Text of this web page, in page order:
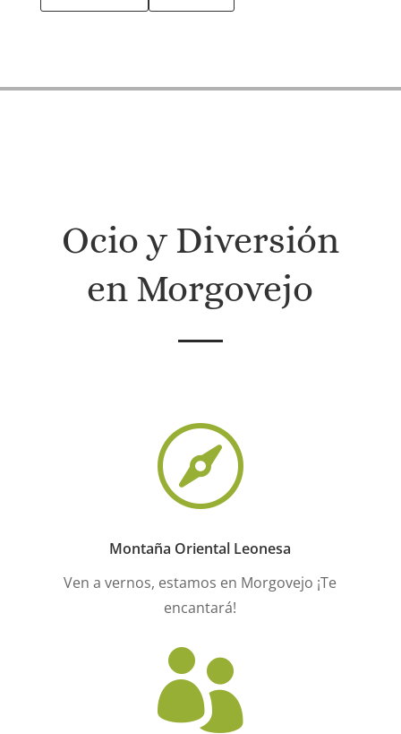
Ocio y Diversión
en Morgovejo

Montaña Oriental Leonesa
Ven a vernos, estamos en Morgovejo ¡Te
encantará!
